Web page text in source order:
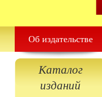
Об издательстве
Каталог
изданий